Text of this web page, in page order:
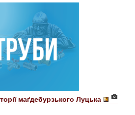
маґдебурзького Луцька